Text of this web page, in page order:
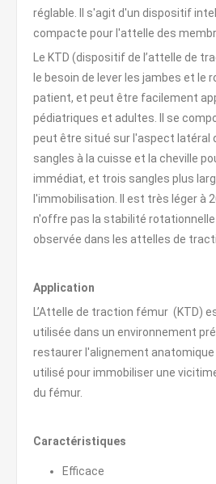
réglable. Il s'agit d'un dispositif
compacte pour l'attelle des
Le KTD (dispositif de l’attelle de
le besoin de lever les jambes et le
patient, et peut être facilement
pédiatriques et adultes. Il se
peut être situé sur l'aspect latéral
sangles à la cuisse et la cheville
immédiat, et trois sangles plus
l'immobilisation. Il est très léger à
n'offre pas la stabilité
observée dans les attelles de
Application
L’Attelle de traction fémur (KTD)
utilisée dans un environnement
restaurer l'alignement anatomique
utilisé pour immobiliser une
du fémur.
Caractéristiques
Efficace